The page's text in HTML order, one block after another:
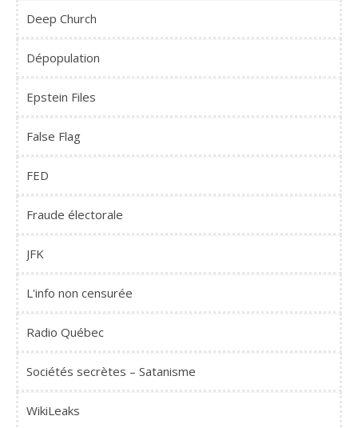
Deep Church
Dépopulation
Epstein Files
False Flag
FED
Fraude électorale
JFK
L'info non censurée
Radio Québec
Sociétés secrètes – Satanisme
WikiLeaks